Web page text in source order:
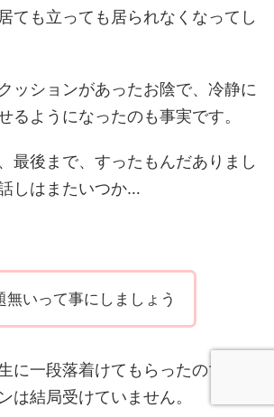
ても立っても居られなくなってし
ッションがあったお陰で、冷静に
るようになったのも事実です。
最後まで、すったもんだありまし
しはまたいつか…
無いって事にしましょう
に一段落着けてもらったので、セ
は結局受けていません。